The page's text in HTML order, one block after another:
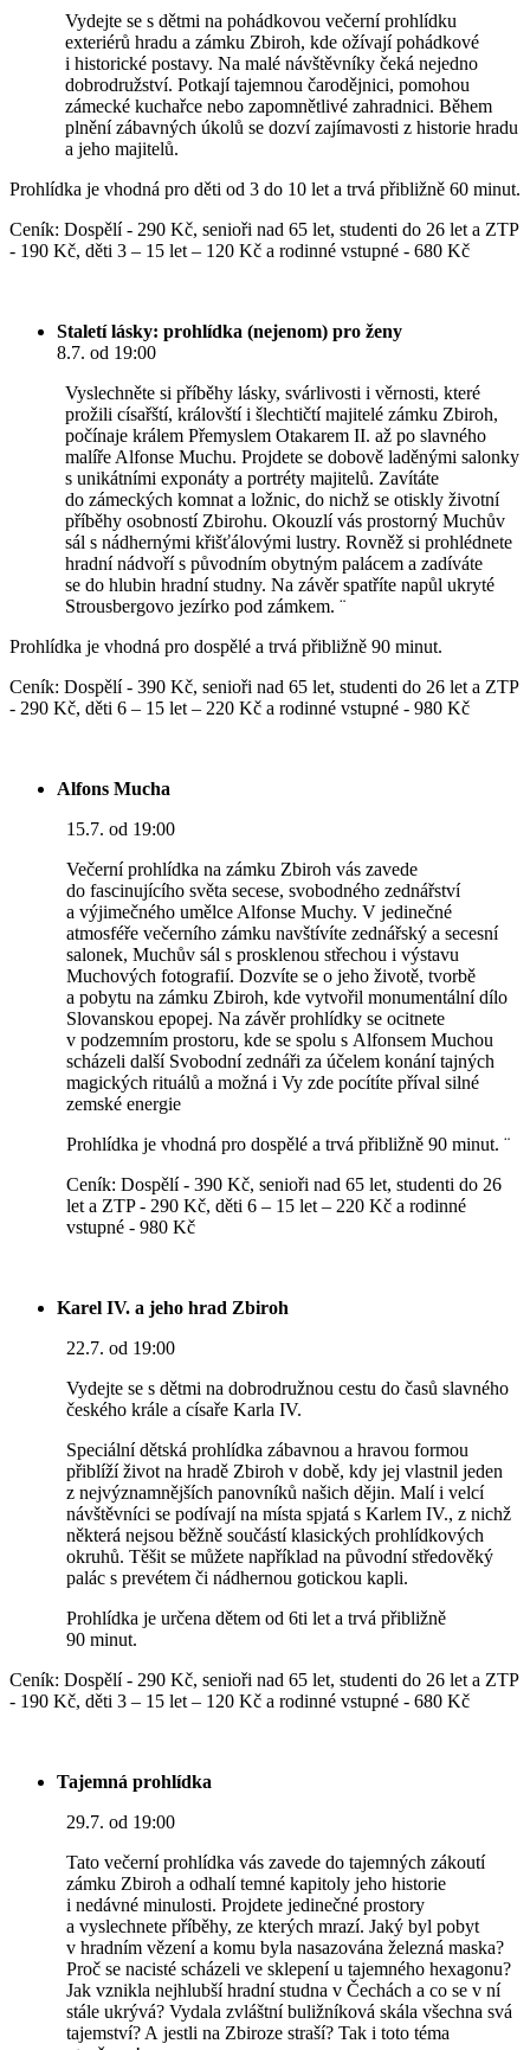
Vydejte se s dětmi na pohádkovou večerní prohlídku
exteriérů hradu a zámku Zbiroh, kde ožívají pohádkové
i historické postavy. Na malé návštěvníky čeká nejedno
dobrodružství. Potkají tajemnou čarodějnici, pomohou
zámecké kuchařce nebo zapomnětlivé zahradnici. Během
plnění zábavných úkolů se dozví zajímavosti z historie hradu
a jeho majitelů.
Prohlídka je vhodná pro děti od 3 do 10 let a trvá přibližně 60 minut.
Ceník: Dospělí - 290 Kč, senioři nad 65 let, studenti do 26 let a ZTP
- 190 Kč, děti 3 – 15 let – 120 Kč a rodinné vstupné - 680 Kč
Staletí lásky: prohlídka (nejenom) pro ženy
8.7. od 19:00
Vyslechněte si příběhy lásky, svárlivosti i věrnosti, které
prožili císařští, královští i šlechtičtí majitelé zámku Zbiroh,
počínaje králem Přemyslem Otakarem II. až po slavného
malíře Alfonse Muchu. Projdete se dobově laděnými salonky
s unikátními exponáty a portréty majitelů. Zavítáte
do zámeckých komnat a ložnic, do nichž se otiskly životní
příběhy osobností Zbirohu. Okouzlí vás prostorný Muchův
sál s nádhernými křišťálovými lustry. Rovněž si prohlédnete
hradní nádvoří s původním obytným palácem a zadíváte
se do hlubin hradní studny. Na závěr spatříte napůl ukryté
Strousbergovo jezírko pod zámkem. ¨
Prohlídka je vhodná pro dospělé a trvá přibližně 90 minut.
Ceník: Dospělí - 390 Kč, senioři nad 65 let, studenti do 26 let a ZTP
- 290 Kč, děti 6 – 15 let – 220 Kč a rodinné vstupné - 980 Kč
Alfons Mucha
15.7. od 19:00
Večerní prohlídka na zámku Zbiroh vás zavede
do fascinujícího světa secese, svobodného zednářství
a výjimečného umělce Alfonse Muchy. V jedinečné
atmosféře večerního zámku navštívíte zednářský a secesní
salonek, Muchův sál s prosklenou střechou i výstavu
Muchových fotografií. Dozvíte se o jeho životě, tvorbě
a pobytu na zámku Zbiroh, kde vytvořil monumentální dílo
Slovanskou epopej. Na závěr prohlídky se ocitnete
v podzemním prostoru, kde se spolu s Alfonsem Muchou
scházeli další Svobodní zednáři za účelem konání tajných
magických rituálů a možná i Vy zde pocítíte příval silné
zemské energie
Prohlídka je vhodná pro dospělé a trvá přibližně 90 minut. ¨
Ceník: Dospělí - 390 Kč, senioři nad 65 let, studenti do 26
let a ZTP - 290 Kč, děti 6 – 15 let – 220 Kč a rodinné
vstupné - 980 Kč
Karel IV. a jeho hrad Zbiroh
22.7. od 19:00
Vydejte se s dětmi na dobrodružnou cestu do časů slavného
českého krále a císaře Karla IV.
Speciální dětská prohlídka zábavnou a hravou formou
přiblíží život na hradě Zbiroh v době, kdy jej vlastnil jeden
z nejvýznamnějších panovníků našich dějin. Malí i velcí
návštěvníci se podívají na místa spjatá s Karlem IV., z nichž
některá nejsou běžně součástí klasických prohlídkových
okruhů. Těšit se můžete například na původní středověký
palác s prevétem či nádhernou gotickou kapli.
Prohlídka je určena dětem od 6ti let a trvá přibližně
90 minut.
Ceník: Dospělí - 290 Kč, senioři nad 65 let, studenti do 26 let a ZTP
- 190 Kč, děti 3 – 15 let – 120 Kč a rodinné vstupné - 680 Kč
Tajemná prohlídka
29.7. od 19:00
Tato večerní prohlídka vás zavede do tajemných zákoutí
zámku Zbiroh a odhalí temné kapitoly jeho historie
i nedávné minulosti. Projdete jedinečné prostory
a vyslechnete příběhy, ze kterých mrazí. Jaký byl pobyt
v hradním vězení a komu byla nasazována železná maska?
Proč se nacisté scházeli ve sklepení u tajemného hexagonu?
Jak vznikla nejhlubší hradní studna v Čechách a co se v ní
stále ukrývá? Vydala zvláštní buližníková skála všechna svá
tajemství? A jestli na Zbiroze straší? Tak i toto téma